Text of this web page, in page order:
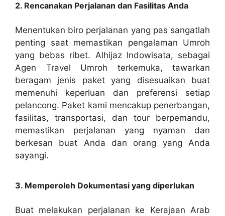
2. Rencanakan Perjalanan dan Fasilitas Anda
Menentukan biro perjalanan yang pas sangatlah
penting saat memastikan pengalaman Umroh
yang bebas ribet. Alhijaz Indowisata, sebagai
Agen Travel Umroh terkemuka, tawarkan
beragam jenis paket yang disesuaikan buat
memenuhi keperluan dan preferensi setiap
pelancong. Paket kami mencakup penerbangan,
fasilitas, transportasi, dan tour berpemandu,
memastikan perjalanan yang nyaman dan
berkesan buat Anda dan orang yang Anda
sayangi.
3. Memperoleh Dokumentasi yang diperlukan
Buat melakukan perjalanan ke Kerajaan Arab